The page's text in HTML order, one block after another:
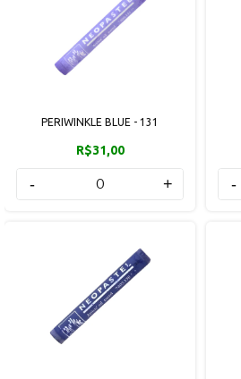
PERIWINKLE BLUE - 131
R$31,00
- + -